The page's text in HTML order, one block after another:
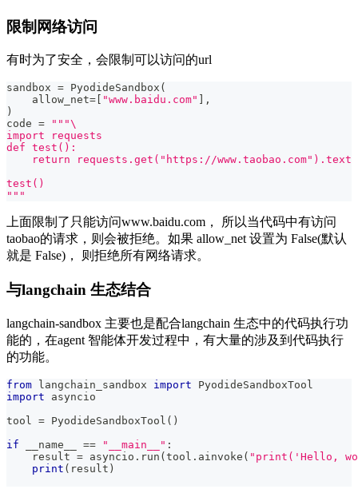
限制网络访问
有时为了安全，会限制可以访问的url
sandbox = PyodideSandbox (
    allow_net
= "www.baidu.com"
,
)
code =
"""\
import requests
def test():
    return requests.get("https://www.taobao.com").text
test()
"""
上面限制了只能访问www.baidu.com， 所以当代码中有访问
taobao的请求，则会被拒绝。如果 allow_net 设置为 False(默认
就是 False)， 则拒绝所有网络请求。
与langchain 生态结合
langchain-sandbox 主要也是配合langchain 生态中的代码执行功
能的，在agent 智能体开发过程中，有大量的涉及到代码执行
的功能。
from langchain_sandbox import PyodideSandboxTool
import asyncio
tool = PyodideSandboxTool ( )
if __name__ == "__main__" :
    result
= asyncio . run ( tool . ainvoke ( "print('Hello,
print ( result )